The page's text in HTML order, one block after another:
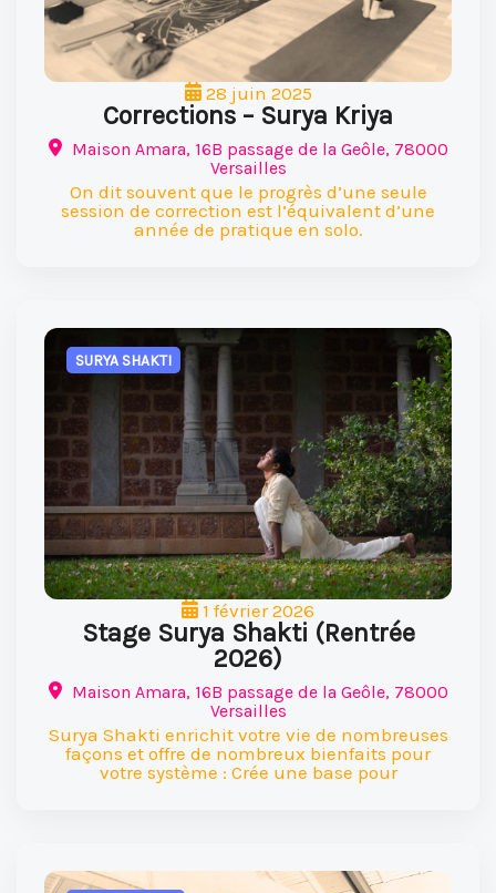
28 juin 2025
Corrections – Surya Kriya
Maison Amara, 16B passage de la Geôle, 78000
Versailles
On dit souvent que le progrès d’une seule
session de correction est l’équivalent d’une
année de pratique en solo.
SURYA SHAKTI
1 février 2026
Stage Surya Shakti (Rentrée
2026)
Maison Amara, 16B passage de la Geôle, 78000
Versailles
Surya Shakti enrichit votre vie de nombreuses
façons et offre de nombreux bienfaits pour
votre système : Crée une base pour